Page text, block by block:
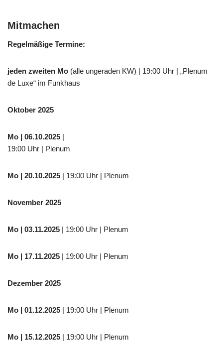
Mitmachen
Regelmäßige Termine:
jeden zweiten Mo (alle ungeraden KW) | 19:00 Uhr | „Plenum
de Luxe“ im Funkhaus
Oktober 2025
Mo | 06.10.2025 |
19:00 Uhr | Plenum
Mo | 20.10.2025 | 19:00 Uhr | Plenum
November 2025
Mo | 03.11.2025 | 19:00 Uhr | Plenum
Mo | 17.11.2025 | 19:00 Uhr | Plenum
Dezember 2025
Mo | 01.12.2025 | 19:00 Uhr | Plenum
Mo | 15.12.2025 | 19:00 Uhr | Plenum